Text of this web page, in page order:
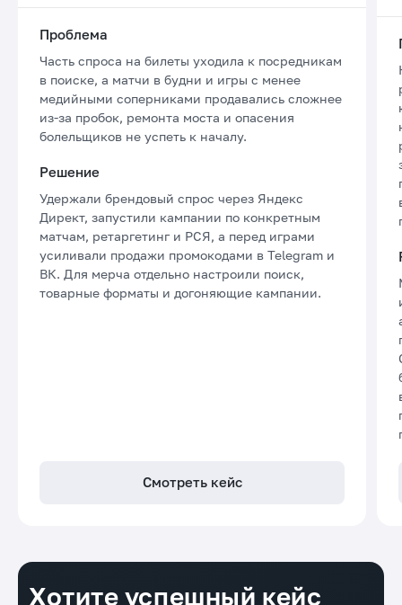
Смотреть кейс
Проблема
Часть спроса на билеты уходила к посредникам
в поиске, а матчи в будни и игры с менее
медийными соперниками продавались сложнее
из-за пробок, ремонта моста и опасения
болельщиков не успеть к началу.
Решение
Удержали брендовый спрос через Яндекс
Директ, запустили кампании по конкретным
матчам, ретаргетинг и РСЯ, а перед играми
усиливали продажи промокодами в Telegram и
ВК. Для мерча отдельно настроили поиск,
товарные форматы и догоняющие кампании.
Хотите успешный кейс